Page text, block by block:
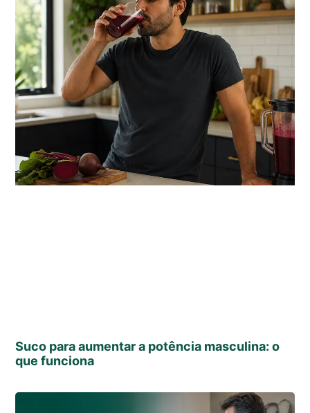
Suco para aumentar a potência masculina: o
que funciona